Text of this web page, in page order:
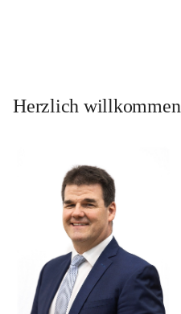
Herzlich willkommen